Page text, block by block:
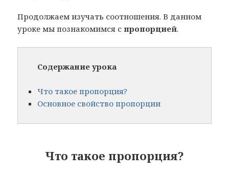
Продолжаем изучать соотношения. В данном
уроке мы познакомимся спропорцией.
Содержание урока
Что такое пропорция?
Основное свойство пропорции
Что такое пропорция?